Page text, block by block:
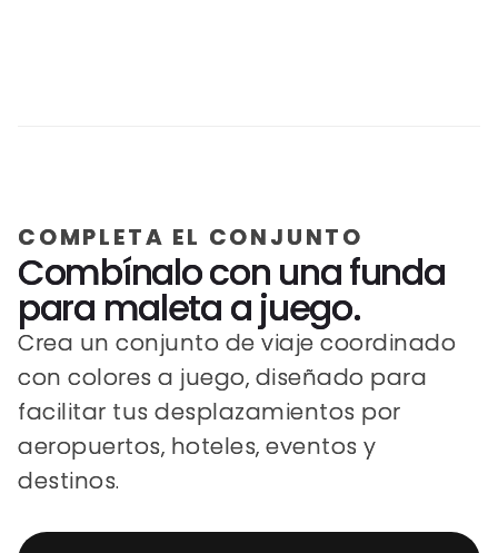
COMPLETA EL CONJUNTO
Combínalo con una funda
para maleta a juego.
Crea un conjunto de viaje coordinado
con colores a juego, diseñado para
facilitar tus desplazamientos por
aeropuertos, hoteles, eventos y
destinos.